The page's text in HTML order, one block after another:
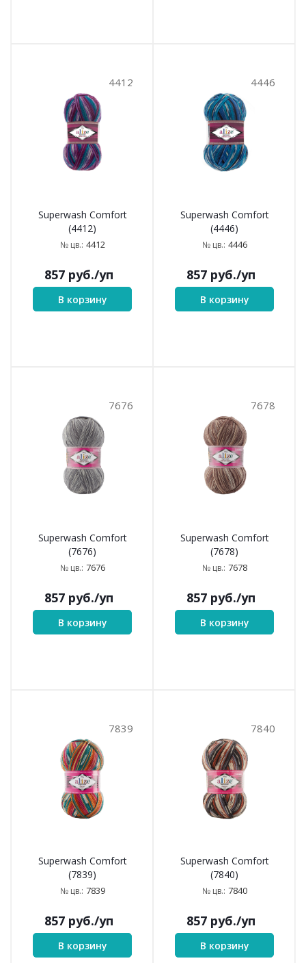
4412
Superwash Comfort
(4412)
№ цв.: 4412
857 руб./уп
В корзину
4446
Superwash Comfort
(4446)
№ цв.: 4446
857 руб./уп
В корзину
7676
Superwash Comfort
(7676)
№ цв.: 7676
857 руб./уп
В корзину
7678
Superwash Comfort
(7678)
№ цв.: 7678
857 руб./уп
В корзину
7839
Superwash Comfort
(7839)
№ цв.: 7839
857 руб./уп
В корзину
7840
Superwash Comfort
(7840)
№ цв.: 7840
857 руб./уп
В корзину